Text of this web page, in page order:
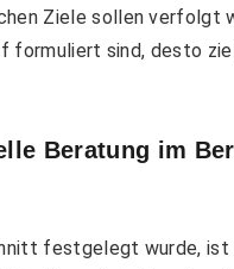
Ziele sollen verfolgt
formuliert sind, desto
Beratung im
festgelegt wurde,